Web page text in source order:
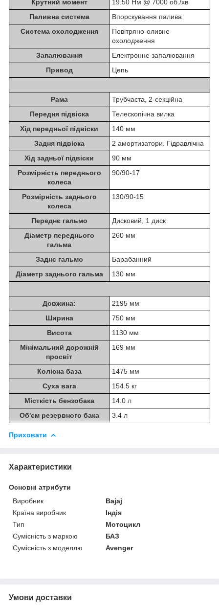
Крутний момент
19.50 Нм @ 7000 об./хв
Паливна система
Впорскування палива
Система охолодження
Повітряно-оливне
охолодження
Запалювання
Електронне запалювання
Привод
Цепь
Рама
Трубчаста, 2-секційна
Передня підвіска
Телескопічна вилка
Хід передньої підвіски
140 мм
Задня підвіска
2 амортизатори. Гідравлічна
Хід задньої підвіски
90 мм
Розмірність переднього
колеса
90/90-17
Розмірність заднього
колеса
130/90-15
Переднє гальмо
Дисковий, 1 диск
Діаметр переднього
гальма
260 мм
Заднє гальмо
Барабанний
Діаметр заднього гальма
130 мм
Довжина:
2195 мм
Ширина
750 мм
Висота
1130 мм
Мінімальний дорожній
просвіт
169 мм
Колісна база
1475 мм
Суха вага
154.5 кг
Місткість бензобака
14.0 л
Об'єм резервного бака
3.4 л
Приховати
Характеристики
Основні атрибути
Виробник
Bajaj
Країна виробник
Індія
Тип
Мотоцикл
Сумісність з маркою
БАЗ
Сумісність з моделлю
Avenger
Умови доставки